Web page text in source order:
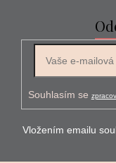
Souhlasím se
Vložením emailu